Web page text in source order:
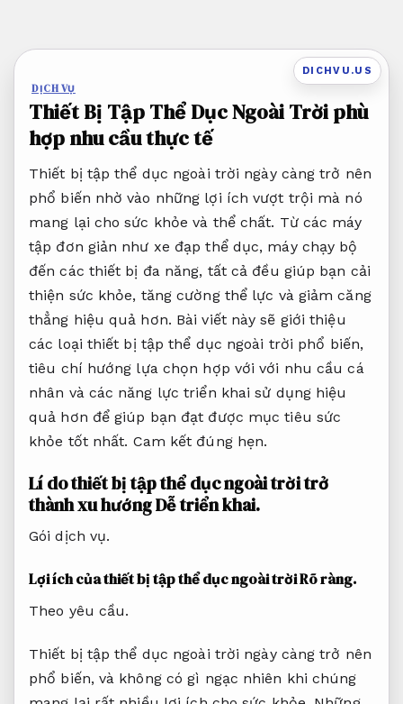
nội
dung
DICHVU.US
DỊCH VỤ
Thiết Bị Tập Thể Dục Ngoài Trời phù
hợp nhu cầu thực tế
Thiết bị tập thể dục ngoài trời ngày càng trở nên
phổ biến nhờ vào những lợi ích vượt trội mà nó
mang lại cho sức khỏe và thể chất. Từ các máy
tập đơn giản như xe đạp thể dục, máy chạy bộ
đến các thiết bị đa năng, tất cả đều giúp bạn cải
thiện sức khỏe, tăng cường thể lực và giảm căng
thẳng hiệu quả hơn. Bài viết này sẽ giới thiệu
các loại thiết bị tập thể dục ngoài trời phổ biến,
tiêu chí hướng lựa chọn hợp với với nhu cầu cá
nhân và các năng lực triển khai sử dụng hiệu
quả hơn để giúp bạn đạt được mục tiêu sức
khỏe tốt nhất. Cam kết đúng hẹn.
Lí do thiết bị tập thể dục ngoài trời trở
thành xu hướngDễ triển khai.
Gói dịch vụ.
Lợi ích của thiết bị tập thể dục ngoài trờiRõ ràng.
Theo yêu cầu.
Thiết bị tập thể dục ngoài trời ngày càng trở nên
phổ biến, và không có gì ngạc nhiên khi chúng